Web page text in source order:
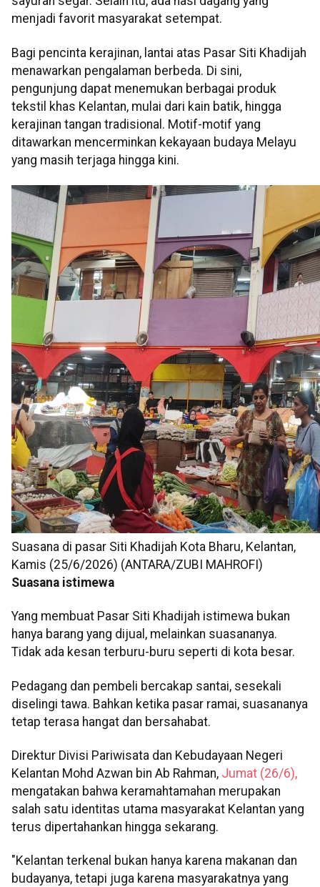
menjadi favorit masyarakat setempat.
Bagi pencinta kerajinan, lantai atas Pasar Siti Khadijah
menawarkan pengalaman berbeda. Di sini,
pengunjung dapat menemukan berbagai produk
tekstil khas Kelantan, mulai dari kain batik, hingga
kerajinan tangan tradisional. Motif-motif yang
ditawarkan mencerminkan kekayaan budaya Melayu
yang masih terjaga hingga kini.
Suasana di pasar Siti Khadijah Kota Bharu, Kelantan,
Kamis (25/6/2026) (ANTARA/ZUBI MAHROFI)
Suasana istimewa
Yang membuat Pasar Siti Khadijah istimewa bukan
hanya barang yang dijual, melainkan suasananya.
Tidak ada kesan terburu-buru seperti di kota besar.
Pedagang dan pembeli bercakap santai, sesekali
diselingi tawa. Bahkan ketika pasar ramai, suasananya
tetap terasa hangat dan bersahabat.
Direktur Divisi Pariwisata dan Kebudayaan Negeri
Kelantan Mohd Azwan bin Ab Rahman, Jumat (26/6),
mengatakan bahwa keramahtamahan merupakan
salah satu identitas utama masyarakat Kelantan yang
terus dipertahankan hingga sekarang.
"Kelantan terkenal bukan hanya karena makanan dan
budayanya, tetapi juga karena masyarakatnya yang